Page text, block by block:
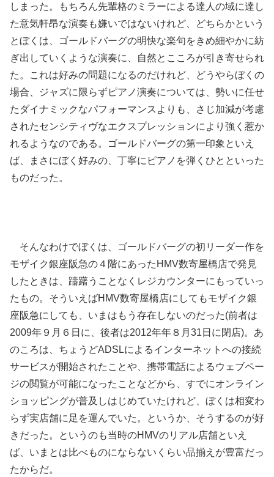
しまった。もちろん先輩格のミラーによる達人の域に達し
た意気軒昂な演奏も嫌いではないけれど、どちらかという
とぼくは、ゴールドバーグの明快な楽句をきめ細やかに紡
ぎ出していくような演奏に、自然とこころが引き寄せられ
た。これは好みの問題になるのだけれど、どうやらぼくの
場合、ジャズに限らずピアノ演奏については、勢いに任せ
たダイナミックなパフォーマンスよりも、さじ加減が考慮
されたセンシティヴなエクスプレッションにより強く惹か
れるようなのである。ゴールドバーグの第一印象といえ
ば、まさにぼく好みの、丁寧にピアノを弾くひとといった
ものだった。
そんなわけでぼくは、ゴールドバーグの初リーダー作を
モザイク銀座阪急の４階にあったHMV数寄屋橋店で発見
したときは、躊躇うことなくレジカウンターにもっていっ
たもの。そういえばHMV数寄屋橋店にしてもモザイク銀
座阪急にしても、いまはもう存在しないのだった(前者は
2009年９月６日に、後者は2012年年８月31日に閉店)。あ
のころは、ちょうどADSLによるインターネットへの接続
サービスが開始されたことや、携帯電話によるウェブペー
ジの閲覧が可能になったことなどから、すでにオンライン
ショッピングが普及しはじめていたけれど、ぼくは相変わ
らず実店舗に足を運んでいた。というか、そうするのが好
きだった。というのも当時のHMVのリアル店舗といえ
ば、いまとは比べものにならないくらい品揃えが豊富だっ
たからだ。